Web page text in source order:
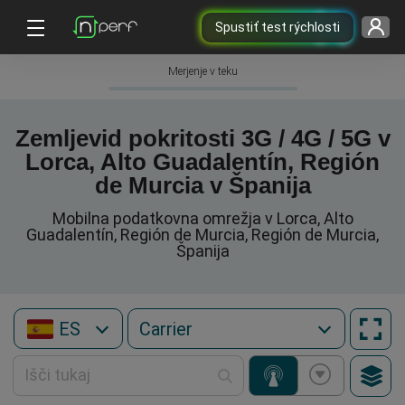
Spustiť test rýchlosti
Merjenje v teku
Zemljevid pokritosti 3G / 4G / 5G v
Lorca, Alto Guadalentín, Región
de Murcia v Španija
Mobilna podatkovna omrežja v Lorca, Alto
Guadalentín, Región de Murcia, Región de Murcia,
Španija
ES